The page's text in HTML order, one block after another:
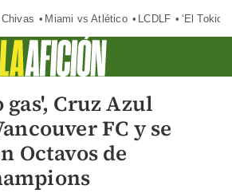
Miami vs Atlético LCDLF ‘El Tokio’
Cruz Azul
FC y se
Octavos de